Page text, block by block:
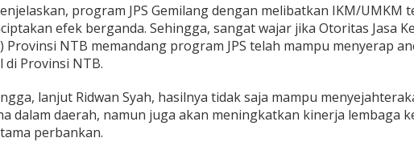
program JPS Gemilang dengan melibatkan IKM/UMKM
efek berganda. Sehingga, sangat wajar jika Otoritas Jasa
Provinsi NTB memandang program JPS telah mampu menyerap
di Provinsi NTB.
lanjut Ridwan Syah, hasilnya tidak saja mampu
dalam daerah, namun juga akan meningkatkan kinerja lembaga
perbankan.